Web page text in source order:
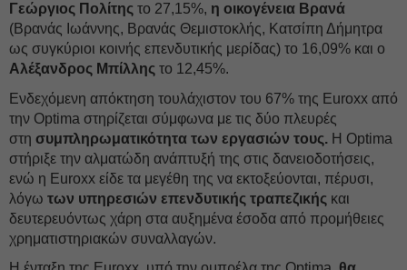
Γεώργιος Πολίτης το 27,15%, η οικογένεια Βρανά
(Βρανάς Ιωάννης, Βρανάς Θεμιστοκλής, Κατσίπη Δήμητρα
ως συγκύριοι κοινής επενδυτικής μερίδας) το 16,09% και ο
Αλέξανδρος Μπίλλης το 12,45%.
Ενδεχόμενη απόκτηση τουλάχιστον του 67% της Euroxx από
την Optima στηρίζεται σύμφωνα με τις δύο πλευρές
στη συμπληρωματικότητα των εργασιών τους. Η Optima
στήριξε την αλματώδη ανάπτυξή της στις δανειοδοτήσεις,
ενώ η Euroxx είδε τα μεγέθη της να εκτοξεύονται, πέρυσι,
λόγω των υπηρεσιών επενδυτικής τραπεζικής και
δευτερευόντως χάρη στα αυξημένα έσοδα από προμήθειες
χρηματιστηριακών συναλλαγών.